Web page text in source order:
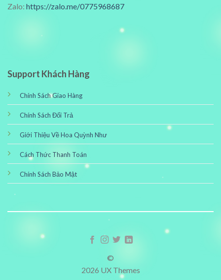
Zalo: https://zalo.me/0775968687
Support Khách Hàng
Chính Sách Giao Hàng
Chính Sách Đổi Trả
Giới Thiệu Về Hoa Quỳnh Như
Cách Thức Thanh Toán
Chính Sách Bảo Mật
©
2026 UX Themes